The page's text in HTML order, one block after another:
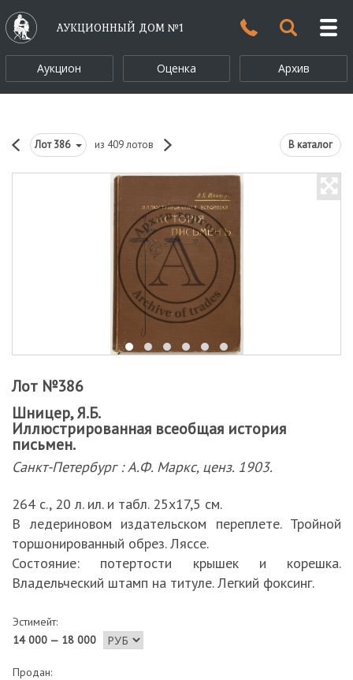
АУКЦИОННЫЙ ДОМ №1
Аукцион Оценка Архив
Лот386 из 409 лотов В каталог
Лот №386
Шницер, Я.Б.
Иллюстрированная всеобщая история
письмен.
Санкт-Петербург : А.Ф. Маркс, ценз. 1903.
264 с., 20 л. ил. и табл. 25х17,5 см.
В ледериновом издательском переплете. Тройной
торшонированный обрез. Ляссе.
Состояние: потертости крышек и корешка.
Владельческий штамп на титуле. Легкий фоксинг.
Эстимейт:
14 000 — 18 000
Продан: